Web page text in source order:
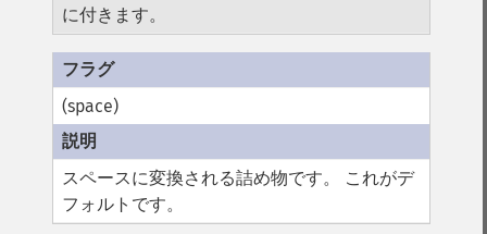
に付きます。
(space)
スペースに変換される詰め物です。 これがデ
フォルトです。